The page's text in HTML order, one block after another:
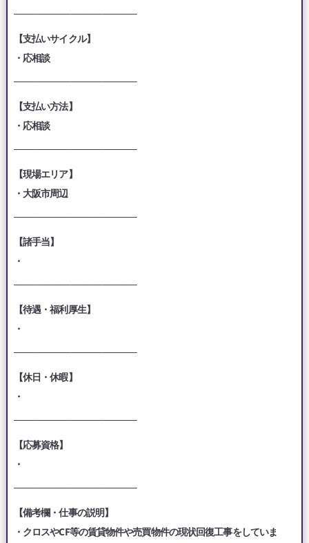
【支払いサイクル】
・応相談
【支払い方法】
・応相談
【現場エリア】
・大阪市周辺
【諸手当】
・
【待遇・福利厚生】
・
【休日・休暇】
・
【応募資格】
・
【備考欄・仕事の説明】
・クロスやCF等の賃貸物件や売買物件の現状回復工事をしていま